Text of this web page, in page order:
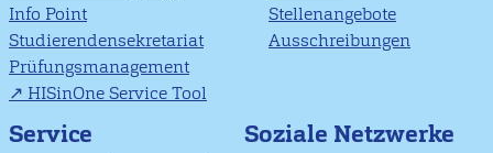
Info Point
Studierendensekretariat
Prüfungsmanagement
HISinOne Service Tool
Stellenangebote
Ausschreibungen
Service Soziale Netzwerke